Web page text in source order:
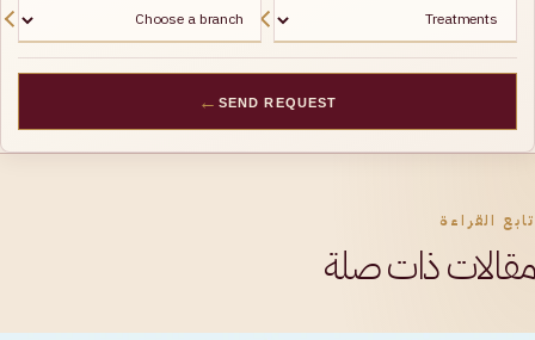
SEND REQUEST
←
تابع القراءة
مقالات ذات صلة